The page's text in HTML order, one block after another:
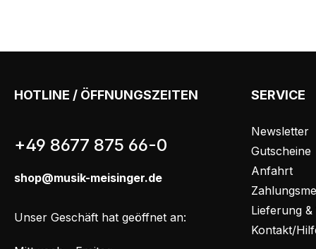
HOTLINE / ÖFFNUNGSZEITEN
+49 8677 875 66-0
shop@musik-meisinger.de
Unser Geschäft hat geöffnet an:
SERVICE
Newsletter
Gutscheine
Anfahrt
Lieferung &
Kontakt/